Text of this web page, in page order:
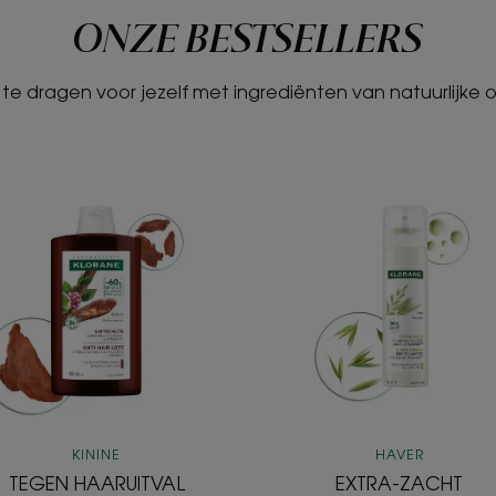
ONZE BESTSELLERS
te dragen voor jezelf met ingrediënten van natuurlijke
HAARUITVAL
Versterkende
en
stimulerende
shampoo
met
Kinine
KININE
TEGEN HAARUITVAL
ZACHT
verrijkt
met
HAVER
EXTRA-ZACHT